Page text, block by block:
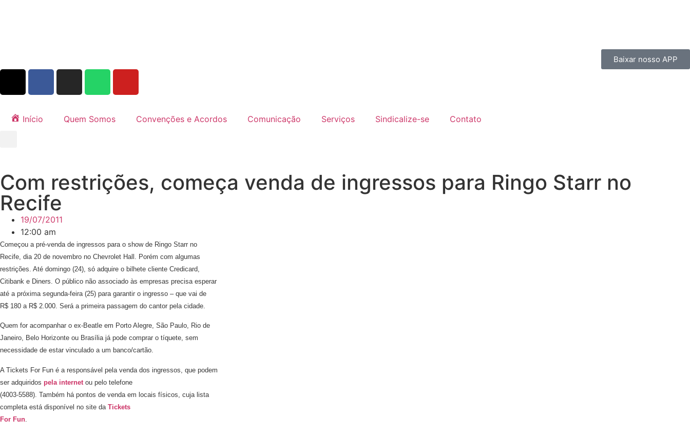
Baixar nosso APP
Início Quem Somos Convenções e Acordos Comunicação Serviços Sindicalize-se Contato
Com restrições, começa venda de ingressos para Ringo Starr no
Recife
19/07/2011
12:00 am
Começou a pré-venda de ingressos para o show de Ringo Starr no
Recife, dia 20 de novembro no Chevrolet Hall. Porém com algumas
restrições. Até domingo (24), só adquire o bilhete cliente Credicard,
Citibank e Diners. O público não associado às empresas precisa esperar
até a próxima segunda-feira (25) para garantir o ingresso – que vai de
R$ 180 a R$ 2.000. Será a primeira passagem do cantor pela cidade.
Quem for acompanhar o ex-Beatle em Porto Alegre, São Paulo, Rio de
Janeiro, Belo Horizonte ou Brasília já pode comprar o tíquete, sem
necessidade de estar vinculado a um banco/cartão.
A Tickets For Fun é a responsável pela venda dos ingressos, que podem
ser adquiridos pela internet ou pelo telefone
(4003-5588). Também há pontos de venda em locais físicos, cuja lista
completa está disponível no site da Tickets
For Fun